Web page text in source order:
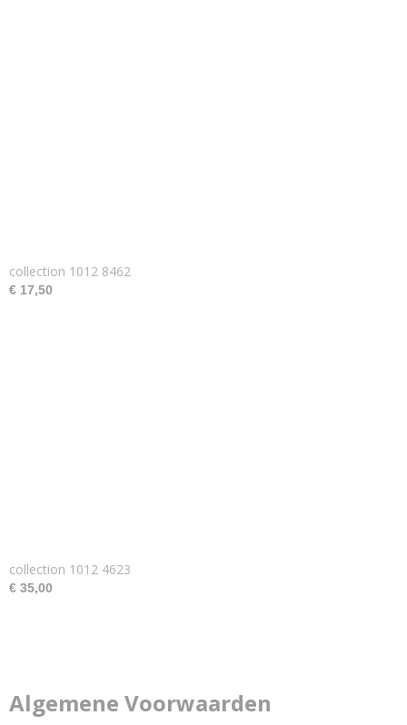
collection 1012 8462
€ 17,50
collection 1012 4623
€ 35,00
Algemene Voorwaarden